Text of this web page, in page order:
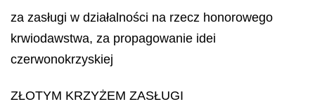
za zasługi w działalności na rzecz honorowego
krwiodawstwa, za propagowanie idei
czerwonokrzyskiej
ZŁOTYM KRZYŻEM ZASŁUGI